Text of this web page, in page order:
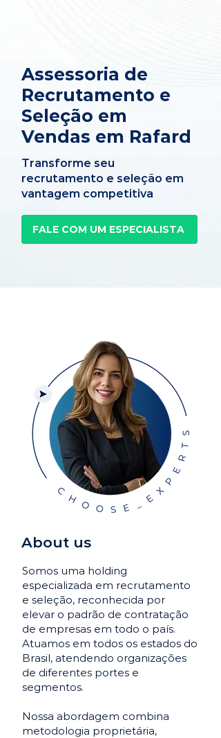
Assessoria de
Recrutamento e
Seleção em
Vendas em Rafard
Transforme seu
recrutamento e seleção em
vantagem competitiva
FALE COM UM ESPECIALISTA
About us
Somos uma holding
especializada em recrutamento
e seleção, reconhecida por
elevar o padrão de contratação
de empresas em todo o país.
Atuamos em todos os estados do
Brasil, atendendo organizações
de diferentes portes e
segmentos.
Nossa abordagem combina
metodologia proprietária,